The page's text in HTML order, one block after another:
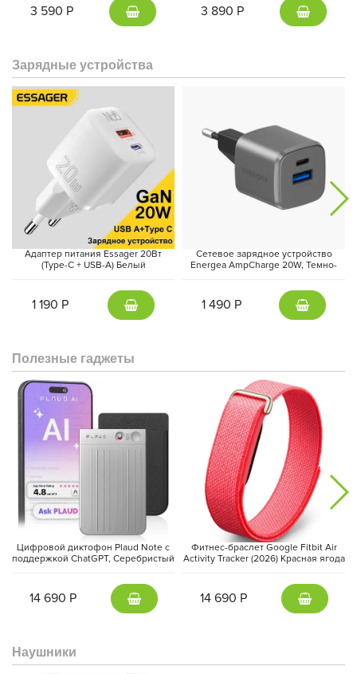
Планшет теперь поддерживает новый стилус Apple Pencil Pro с
мощными функциями, и позволят вам создавать шедевры
нового уровня. В целом, новый iPad Air 2024 звучит как
прекрасное устройство для всех, кто ценит качество,
производительность и удобство в использовании.
3 590 Р 3 890 Р
Зарядные устройства
Адаптер питания Essager 20Вт
(Type-C + USB-A) Белый
1 190 Р
Сетевое зарядное устройство
Energea AmpCharge 20W, Темно-
1 490 Р
Полезные гаджеты
Цифровой диктофон Plaud Note с
поддержкой ChatGPT, Серебристый
14 690 Р
Фитнес-браслет Google Fitbit Air
Activity Tracker (2026) Красная ягода
14 690 Р
Наушники